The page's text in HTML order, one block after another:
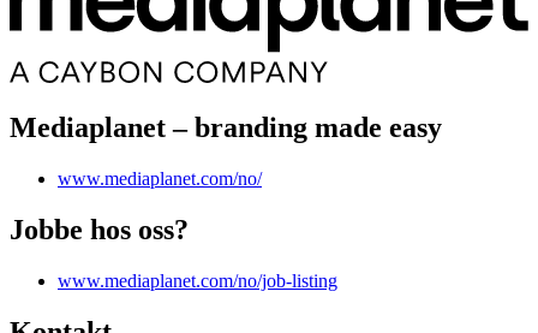
Mediaplanet – branding made easy
www.mediaplanet.com/no/
Jobbe hos oss?
www.mediaplanet.com/no/job-listing